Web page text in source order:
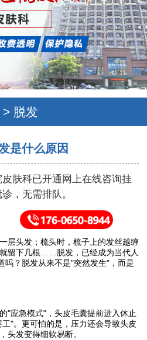
> 脱发
是什么原因
肤科已开通网上在线咨询挂
，无需排队。
头发；梳头时，梳子上的发丝越缠
留下几根……脱发，已经成为当代人
吗？脱发从来不是"突然发生"，而是
急模式"，头皮毛囊提前进入休止
"。更可怕的是，压力还会导致头皮
头发变得细软易断。